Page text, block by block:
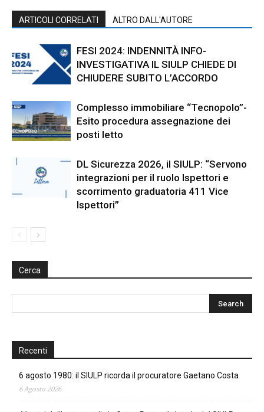
ARTICOLI CORRELATI ALTRO DALL'AUTORE
FESI 2024: INDENNITÀ INFO-
INVESTIGATIVA IL SIULP CHIEDE DI
CHIUDERE SUBITO L’ACCORDO
Complesso immobiliare “Tecnopolo”-
Esito procedura assegnazione dei
posti letto
DL Sicurezza 2026, il SIULP: “Servono
integrazioni per il ruolo Ispettori e
scorrimento graduatoria 411 Vice
Ispettori”
Cerca
Recenti
6 agosto 1980: il SIULP ricorda il procuratore Gaetano Costa
6 Agosto 2026